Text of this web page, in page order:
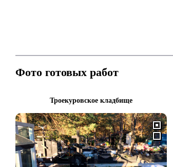
Фото готовых работ
Троекуровское кладбище